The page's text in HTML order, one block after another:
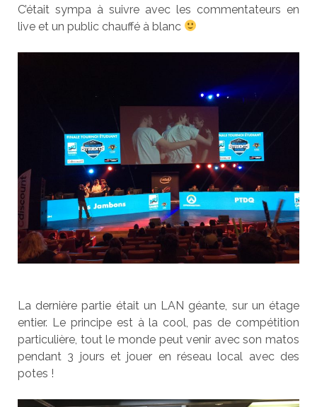
C’était sympa à suivre avec les commentateurs en
live et un public chauffé à blanc
La dernière partie était un LAN géante, sur un étage
entier. Le principe est à la cool, pas de compétition
particulière, tout le monde peut venir avec son matos
pendant 3 jours et jouer en réseau local avec des
potes !